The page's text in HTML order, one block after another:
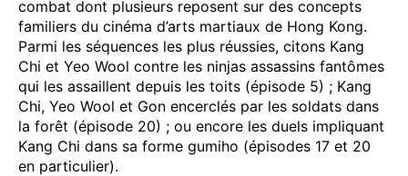
combat dont plusieurs reposent sur des concepts
familiers du cinéma d’arts martiaux de Hong Kong.
Parmi les séquences les plus réussies, citons Kang
Chi et Yeo Wool contre les ninjas assassins fantômes
qui les assaillent depuis les toits (épisode 5) ; Kang
Chi, Yeo Wool et Gon encerclés par les soldats dans
la forêt (épisode 20) ; ou encore les duels impliquant
Kang Chi dans sa forme gumiho (épisodes 17 et 20
en particulier).